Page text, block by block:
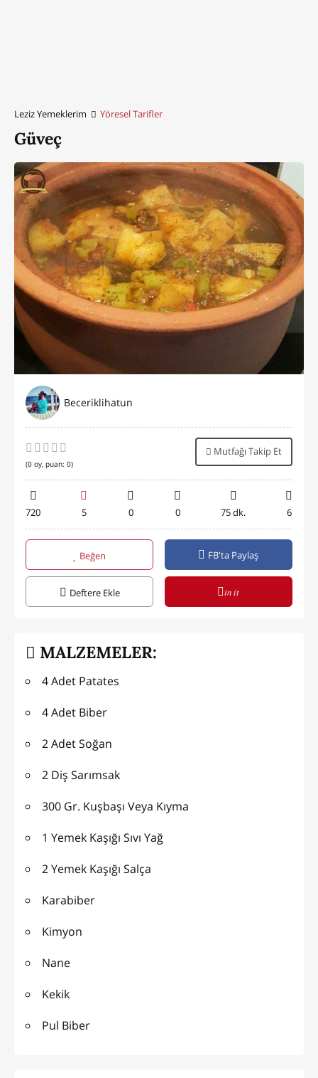
Leziz Yemeklerim Yöresel Tarifler
Güveç
Beceriklihatun
(0 oy, puan: 0)
Mutfağı Takip Et
720 5 0 0 75 dk. 6
Beğen FB'ta Paylaş
Deftere Ekle in it
MALZEMELER:
4 Adet Patates
4 Adet Biber
2 Adet Soğan
2 Diş Sarımsak
300 Gr. Kuşbaşı Veya Kıyma
1 Yemek Kaşığı Sıvı Yağ
2 Yemek Kaşığı Salça
Karabiber
Kimyon
Nane
Kekik
Pul Biber